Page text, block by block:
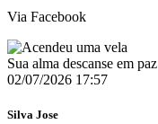
Via Facebook
Sua alma descanse em paz
02/07/2026 17:57
Silva Jose